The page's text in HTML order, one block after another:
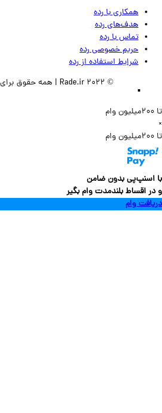
همکاری با رده
هدف‌های رده
تماس‌ با‌ رده
حریم خصوصی رده
شرایط استفاده از رده
بدون ضامن
بلندمدت وام بگیر
وام